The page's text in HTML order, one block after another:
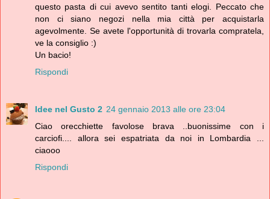
questo pasta di cui avevo sentito tanti elogi. Peccato che
non ci siano negozi nella mia città per acquistarla
agevolmente. Se avete l'opportunità di trovarla compratela,
ve la consiglio :)
Un bacio!
Rispondi
Idee nel Gusto 2 24 gennaio 2013 alle ore 23:04
Ciao orecchiette favolose brava ..buonissime con i
carciofi.... allora sei espatriata da noi in Lombardia ...
ciaooo
Rispondi